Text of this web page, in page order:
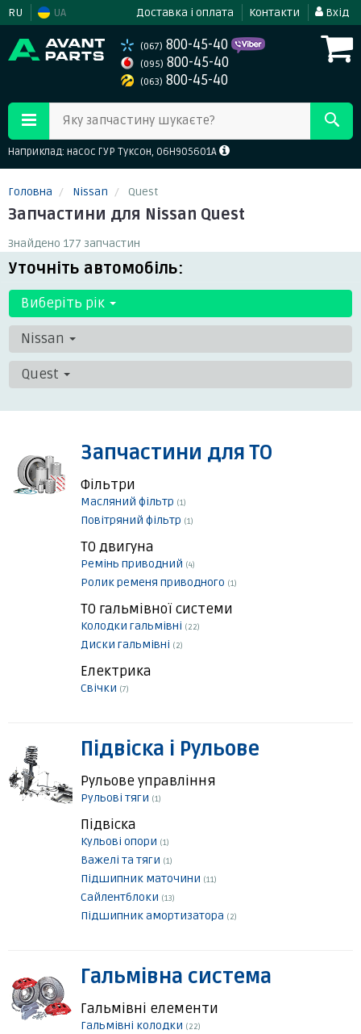
RU UA Доставка і оплата Контакти Вхід
(067) 800-45-40
(095) 800-45-40
(063) 800-45-40
Яку запчастину шукаєте?
Наприклад: насос ГУР Туксон, 06H905601A
Головна Nissan Quest
Запчастини для Nissan Quest
Знайдено 177 запчастин
Уточніть автомобіль:
Виберіть рік
Nissan
Quest
Запчастини для ТО
Фільтри
Масляний фільтр (1)
Повітряний фільтр (1)
ТО двигуна
Ремінь приводний (4)
Ролик ременя приводного (1)
ТО гальмівної системи
Колодки гальмівні (22)
Диски гальмівні (2)
Електрика
Свічки (7)
Підвіска і Рульове
Рульове управління
Рульові тяги (1)
Підвіска
Кульові опори (1)
Важелі та тяги (1)
Підшипник маточини (11)
Сайлентблоки (13)
Підшипник амортизатора (2)
Гальмівна система
Гальмівні елементи
Гальмівні колодки (22)